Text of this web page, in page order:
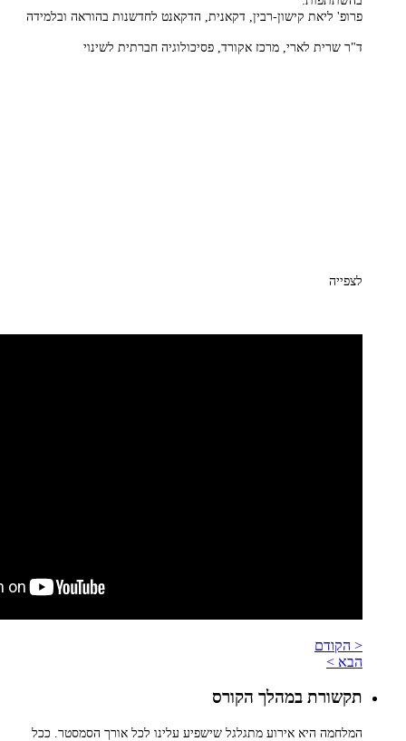
פרופ' ליאת קישון-רבין, דקאנית, הדקאנט לחדשנות בהוראה ובלמידה
ד"ר שרית לארי, מרכז אקורד, פסיכולוגיה חברתית לשינוי
לצפייה
< הקודם
הבא >
תקשורת במהלך הקורס
המלחמה היא אירוע מתגלגל שישפיע עלינו לכל אורך הסמסטר. ככל